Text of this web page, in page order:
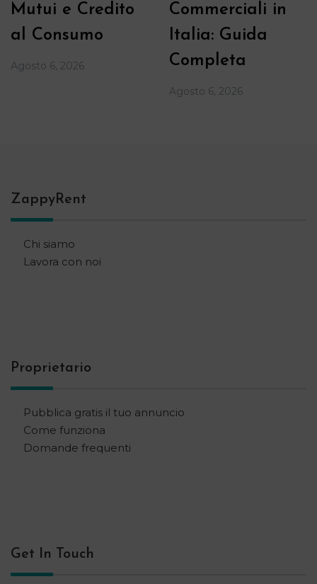
Mutui e Credito
al Consumo
Agosto 6, 2026
Commerciali in
Italia: Guida
Completa
Agosto 6, 2026
ZappyRent
Chi siamo
Lavora con noi
Proprietario
Pubblica gratis il tuo annuncio
Come funziona
Domande frequenti
Get In Touch